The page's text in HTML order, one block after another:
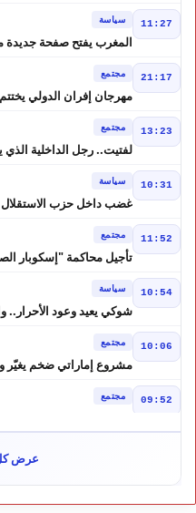
11:27 سياسة
المغرب يفتح صفحة جديدة
21:17 مجتمع
مهرجان إفران الدولي
13:23 مجتمع
10:31 سياسة
غضب داخل حزب
11:52 مجتمع
تأجيل محاكمة "إسكوبار
10:54 سياسة
شوكي يعيد وعود الأحرار..
10:06 مجتمع
مشروع إماراتي ضخم يغيّر
09:52 مجتمع
الضحايا
المغرب
09:43 خارج الحدود
عرض كل